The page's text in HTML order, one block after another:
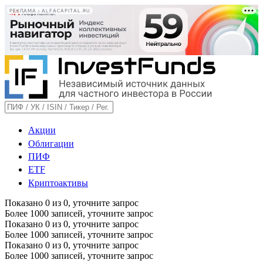
РЕКЛАМА • ALFACAPITAL.RU
Акции
Облигации
ПИФ
ETF
Криптоактивы
Показано 0 из 0, уточните запрос
Более 1000 записей, уточните запрос
Показано 0 из 0, уточните запрос
Более 1000 записей, уточните запрос
Показано 0 из 0, уточните запрос
Более 1000 записей, уточните запрос